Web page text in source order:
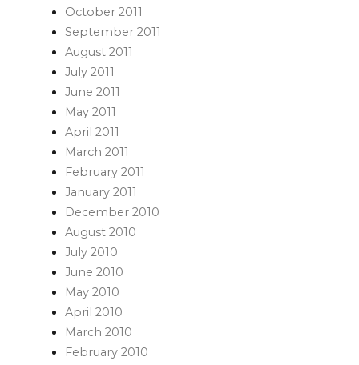
October 2011
September 2011
August 2011
July 2011
June 2011
May 2011
April 2011
March 2011
February 2011
January 2011
December 2010
August 2010
July 2010
June 2010
May 2010
April 2010
March 2010
February 2010